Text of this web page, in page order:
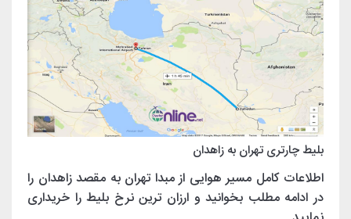
بلیط چارتری تهران به زاهدان
اطلاعات کامل مسیر هوایی از مبدا تهران به مقصد زاهدان را
در ادامه مطلب بخوانید و ارزان ترین نرخ بلیط را خریداری